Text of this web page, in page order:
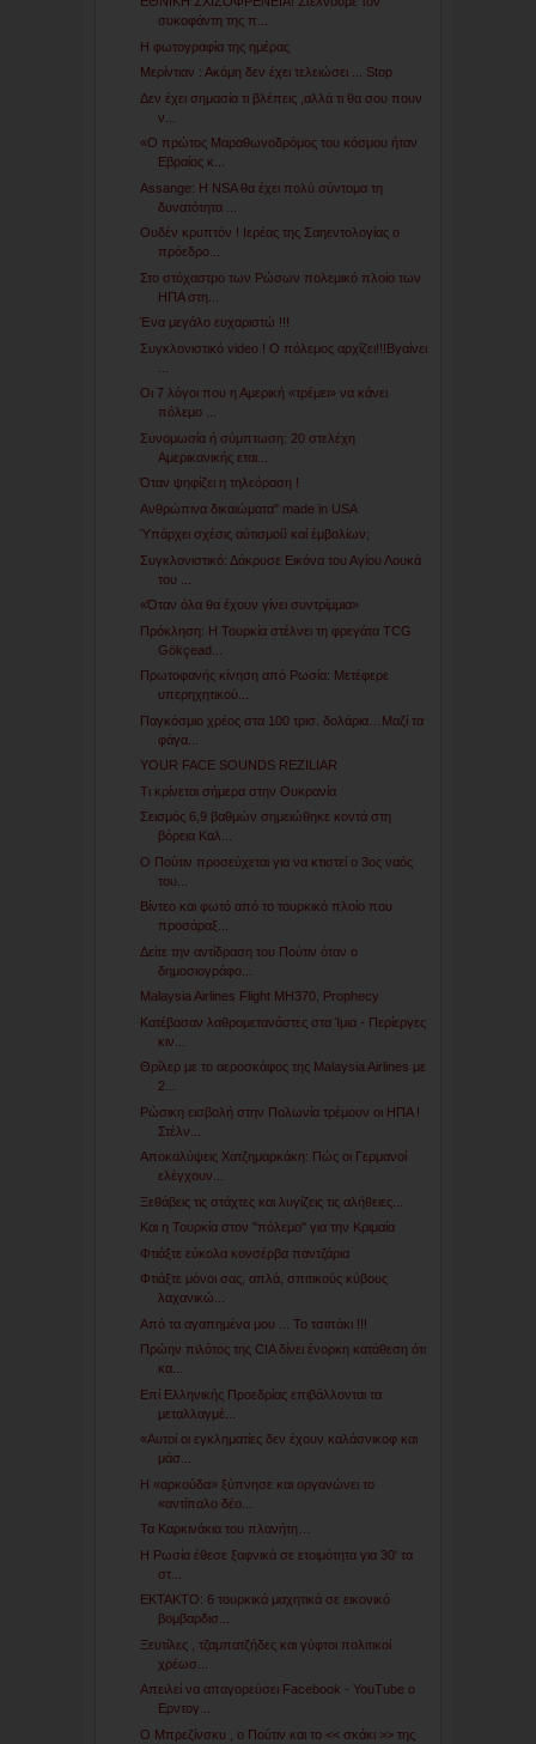
συκοφάντη της π...
Η φωτογραφία της ημέρας
Μερίντιαν : Ακόμη δεν έχει τελειώσει ... Stop
Δεν έχει σημασία τι βλέπεις ,αλλά τι θα σου πουν
ν...
«O πρώτος Μαραθωνοδρόμος του κόσμου ήταν
Εβραίος κ...
Assange: H NSA θα έχει πολύ σύντομα τη
δυνατότητα ...
Ουδέν κρυπτόν ! Ιερέας της Σαηεντολογίας ο
πρόεδρο...
Στο στόχαστρο των Ρώσων πολεμικό πλοίο των
ΗΠΑ στη...
Ένα μεγάλο ευχαριστώ !!!
Συγκλονιστικό video ! O πόλεμος αρχίζει!!!Βγαίνει
Οι 7 λόγοι που η Αμερική «τρέμει» να κάνει
πόλεμο ...
Συνομωσία ή σύμπτωση: 20 στελέχη
Αμερικανικής εται...
Όταν ψηφίζει η τηλεόραση !
Ανθρώπινα δικαιώματα" made in USA
Ὑπάρχει σχέσις αὐτισμοῦ καί ἐμβολίων;
Συγκλονιστικό: Δάκρυσε Εικόνα του Αγίου Λουκά
του ...
«Όταν όλα θα έχουν γίνει συντρίμμια»
Πρόκληση: Η Τουρκία στέλνει τη φρεγάτα TCG
Gökçead...
Πρωτοφανής κίνηση από Ρωσία: Μετέφερε
υπερηχητικού...
Παγκόσμιο χρέος στα 100 τρισ. δολάρια…Μαζί τα
φάγα...
YOUR FACE SOUNDS REZILIAR
Τι κρίνεται σήμερα στην Ουκρανία
Σεισμός 6,9 βαθμών σημειώθηκε κοντά στη
βόρεια Καλ...
Ο Πούτιν προσεύχεται για να κτιστεί ο 3ος ναός
του...
Βίντεο και φωτό από το τουρκικό πλοίο που
προσάραξ...
Δείτε την αντίδραση του Πούτιν όταν ο
δημοσιογράφο...
Malaysia Airlines Flight MH370, Prophecy
Κατέβασαν λαθρομετανάστες στα Ίμια - Περίεργες
κιν...
Θρίλερ με το αεροσκάφος της Malaysia Airlines με
2...
Ρώσικη εισβολή στην Πολωνία τρέμουν οι ΗΠΑ !
Στέλν...
Αποκαλύψεις Χατζημαρκάκη: Πώς οι Γερμανοί
ελέγχουν...
Ξεθάβεις τις στάχτες και λυγίζεις τις αλήθειες...
Και η Τουρκία στον "πόλεμο" για την Κριμαία
Φτιάξτε εύκολα κονσέρβα παντζάρια
Φτιάξτε μόνοι σας, απλά, σπιτικούς κύβους
λαχανικώ...
Από τα αγαπημένα μου ... Το τσιπάκι !!!
Πρώην πιλότος της CIA δίνει ένορκη κατάθεση ότι
κα...
Επί Ελληνικής Προεδρίας επιβάλλονται τα
μεταλλαγμέ...
«Αυτοί οι εγκληματίες δεν έχουν καλάσνικοφ και
μάσ...
Η «αρκούδα» ξύπνησε και οργανώνει το
«αντίπαλο δέο...
Τα Καρκινάκια του πλανήτη…
Η Ρωσία έθεσε ξαφνικά σε ετοιμότητα για 30' τα
στ...
ΕΚΤΑΚΤΟ: 6 τουρκικά μαχητικά σε εικονικό
βομβαρδισ...
Ξευτίλες , τζαμπατζήδες και γύφτοι πολιτικοί
χρέωσ...
Απειλεί να απαγορεύσει Facebook - YouTube ο
Ερντογ...
Ο Μπρεζίνσκυ , ο Πούτιν και το << σκάκι >> της